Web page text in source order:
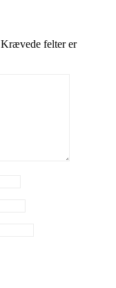
Krævede felter er